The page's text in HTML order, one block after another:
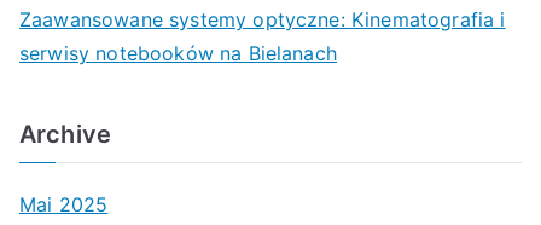
Zaawansowane systemy optyczne: Kinematografia i
serwisy notebooków na Bielanach
Archive
Mai 2025